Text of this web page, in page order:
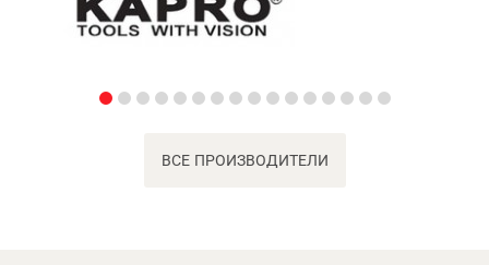
ВСЕ ПРОИЗВОДИТЕЛИ